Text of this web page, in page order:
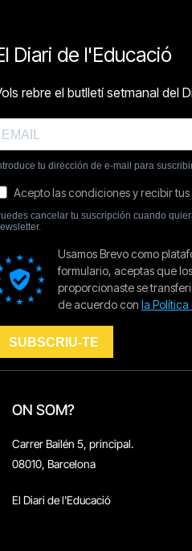
ON SOM?
Carrer Bailén 5, principal.
08010, Barcelona
El Diari de l'Educació